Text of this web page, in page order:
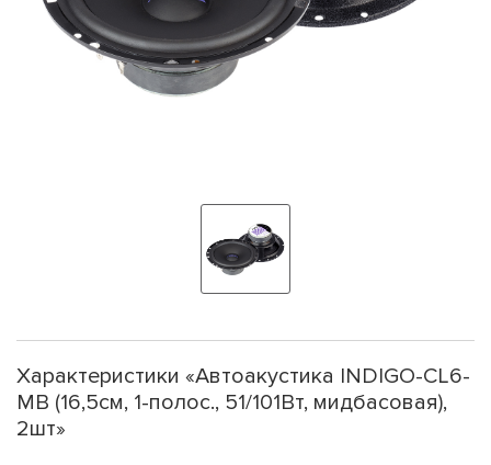
Характеристики «Автоакустика INDIGO-CL6-
MB (16,5см, 1-полос., 51/101Вт, мидбасовая),
2шт»